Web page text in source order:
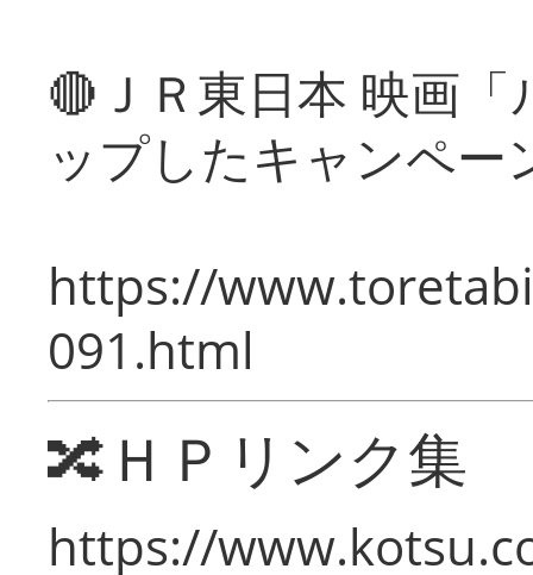
🔴ＪＲ東日本 映画
ップしたキャンペー
https://
091.html
🔀ＨＰリンク集
https://